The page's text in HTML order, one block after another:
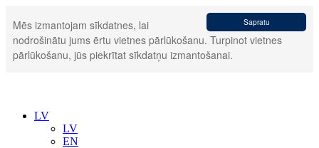
Sapratu
Mēs izmantojam sīkdatnes, lai
nodrošinātu jums ērtu vietnes pārlūkošanu. Turpinot vietnes
pārlūkošanu, jūs piekrītat sīkdatņu izmantošanai.
LV
LV
EN